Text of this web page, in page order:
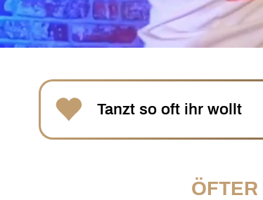
Tanzt so oft ihr wollt